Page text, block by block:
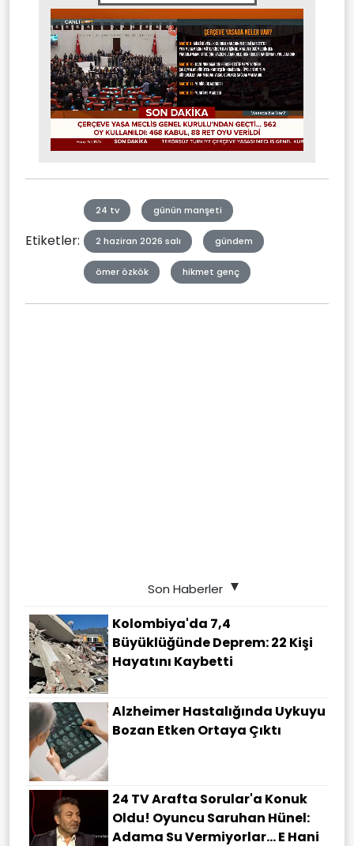
Mute Stream
Etiketler:
24 tv günün manşeti
2 haziran 2026 salı gündem
ömer özkök hikmet genç
Son Haberler
Kolombiya'da 7,4
Büyüklüğünde Deprem: 22 Kişi
Hayatını Kaybetti
Alzheimer Hastalığında Uykuyu
Bozan Etken Ortaya Çıktı
24 TV Arafta Sorular'a Konuk
Oldu! Oyuncu Saruhan Hünel:
Adama Su Vermiyorlar... E Hani